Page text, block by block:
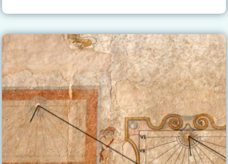
GUADAIRA
HACIENDA
ANDRADA